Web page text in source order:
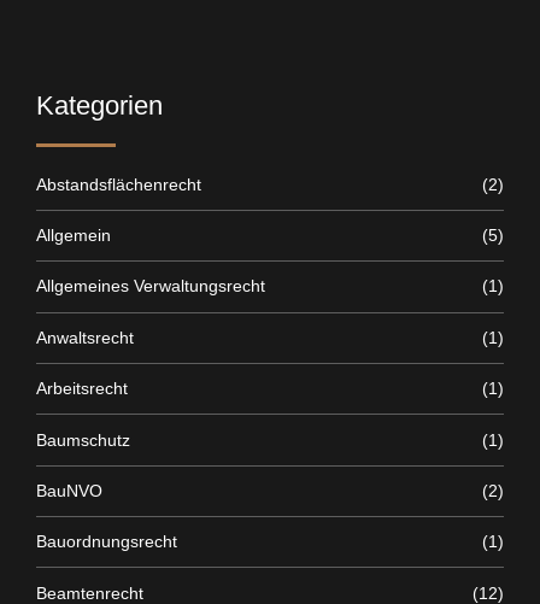
Kategorien
Abstandsflächenrecht (2)
Allgemein (5)
Allgemeines Verwaltungsrecht (1)
Anwaltsrecht (1)
Arbeitsrecht (1)
Baumschutz (1)
BauNVO (2)
Bauordnungsrecht (1)
Beamtenrecht (12)